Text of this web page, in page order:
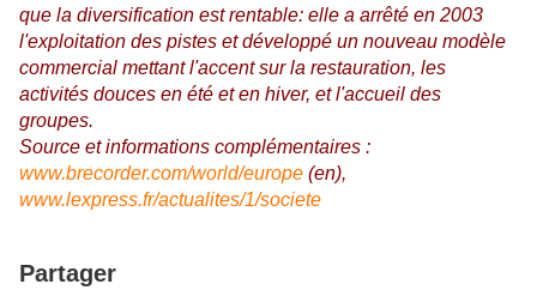
que la diversification est rentable: elle a arrêté en 2003
l'exploitation des pistes et développé un nouveau modèle
commercial mettant l'accent sur la restauration, les
activités douces en été et en hiver, et l'accueil des
groupes.
Source et informations complémentaires :
www.brecorder.com/world/europe (en),
www.lexpress.fr/actualites/1/societe
Partager